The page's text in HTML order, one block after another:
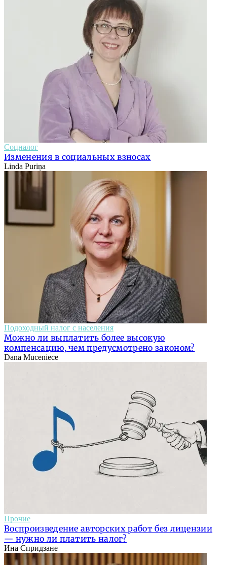
Соцналог
Изменения в социальных взносах
Linda Puriņa
Подоходный налог с населения
Можно ли выплатить более высокую
компенсацию, чем предусмотрено законом?
Dana Muceniece
Прочие
Воспроизведение авторских работ без лицензии
— нужно ли платить налог?
Ина Спридзане